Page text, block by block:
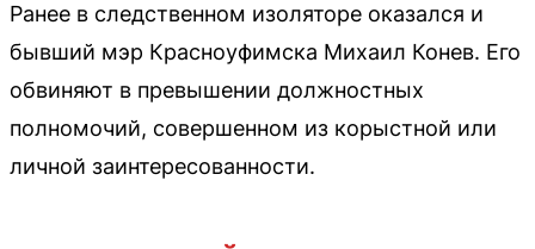
Ранее в следственном изоляторе оказался и
бывший мэр Красноуфимска Михаил Конев. Его
обвиняют в превышении должностных
полномочий, совершенном из корыстной или
личной заинтересованности.